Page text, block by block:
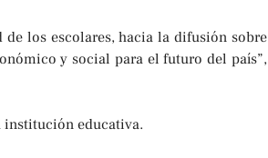
los escolares, hacia la difusión sobre
y social para el futuro del país”,
institución educativa.